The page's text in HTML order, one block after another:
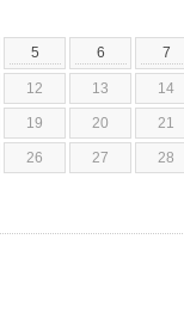
5 6 7
12 13 14
19 20 21
26 27 28